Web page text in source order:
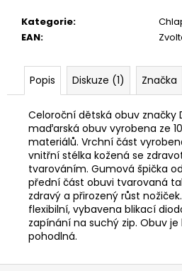
Kategorie:
EAN:
Popis Diskuze (1) Značka
Celoroční dětská obuv značky
maďarská obuv vyrobena ze
materiálů. Vrchní část
vnitřní stélka kožená se
tvarováním. Gumová špička
přední část obuvi tvarovaná
zdravý a přirozený růst
flexibilní, vybavena blikací
zapínání na suchý zip. Obuv
pohodlná.
ZDRAVOTNÍ
OBUV
PETER
DOLPHIN
498
Kč